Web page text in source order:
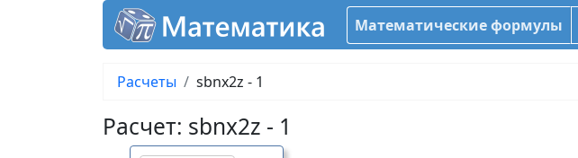
Математические формулы
Расчеты sbnx2z - 1
Расчет: sbnx2z - 1